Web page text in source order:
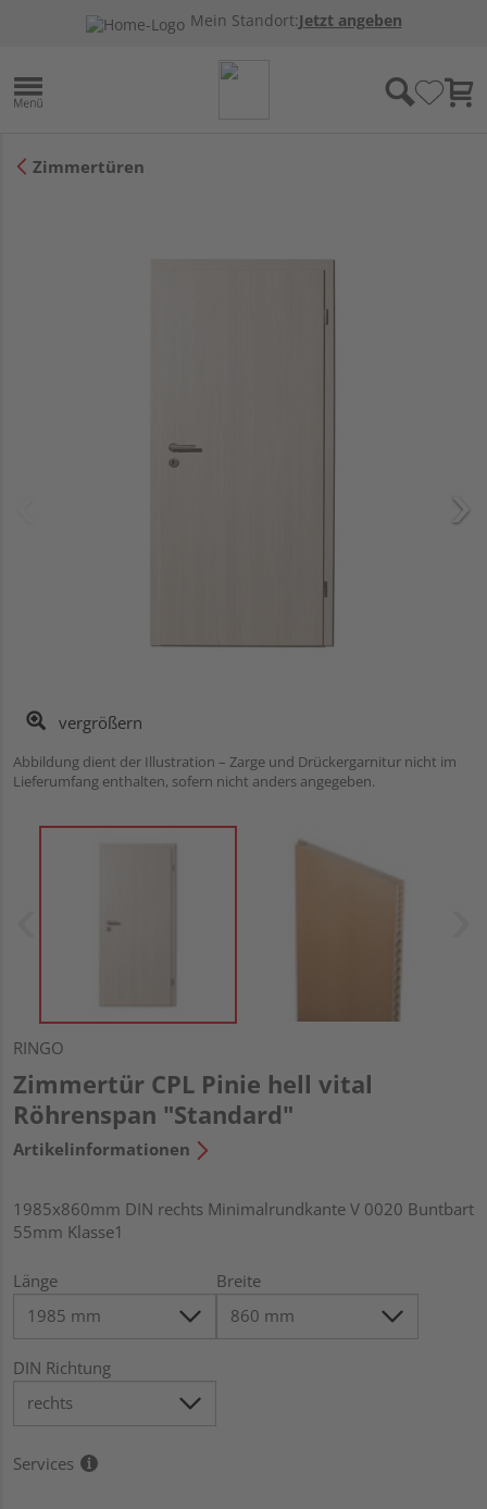
Mein Standort:Jetzt angeben
Zimmertüren
vergrößern
Abbildung dient der Illustration – Zarge und Drückergarnitur nicht im
Lieferumfang enthalten, sofern nicht anders angegeben.
RINGO
Zimmertür CPL Pinie hell vital
Röhrenspan "Standard"
Artikelinformationen
1985x860mm DIN rechts Minimalrundkante V 0020 Buntbart
55mm Klasse1
Länge Breite
DIN Richtung
Services